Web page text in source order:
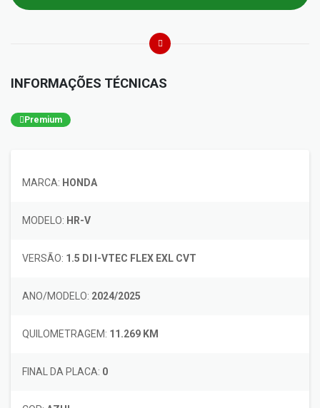
INFORMAÇÕES TÉCNICAS
Premium
MARCA: HONDA
MODELO: HR-V
VERSÃO: 1.5 DI I-VTEC FLEX EXL CVT
ANO/MODELO: 2024/2025
QUILOMETRAGEM: 11.269 KM
FINAL DA PLACA: 0